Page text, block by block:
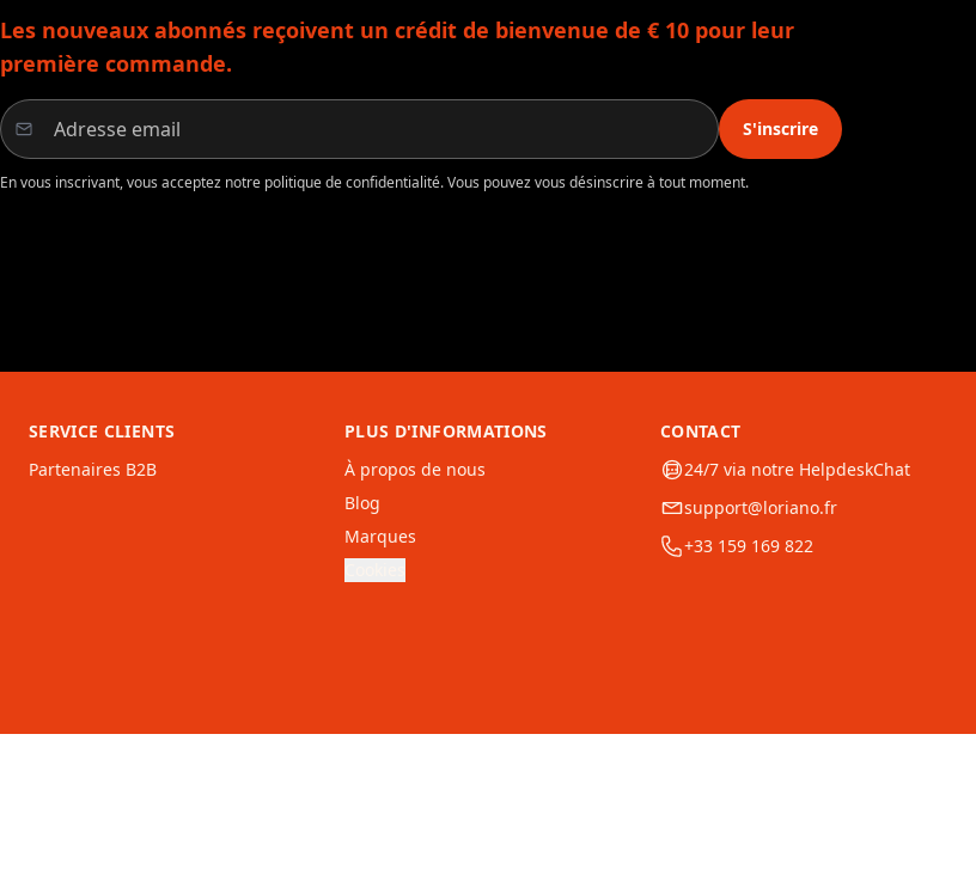
Les nouveaux abonnés reçoivent un crédit de bienvenue de € 10 pour leur
première commande.
S'inscrire
En vous inscrivant, vous acceptez notre politique de confidentialité. Vous pouvez vous désinscrire à tout moment.
SERVICE CLIENTS
Partenaires B2B
PLUS D'INFORMATIONS
À propos de nous
Blog
Marques
CONTACT
24/7 via notre HelpdeskChat
support@loriano.fr
+33 159 169 822